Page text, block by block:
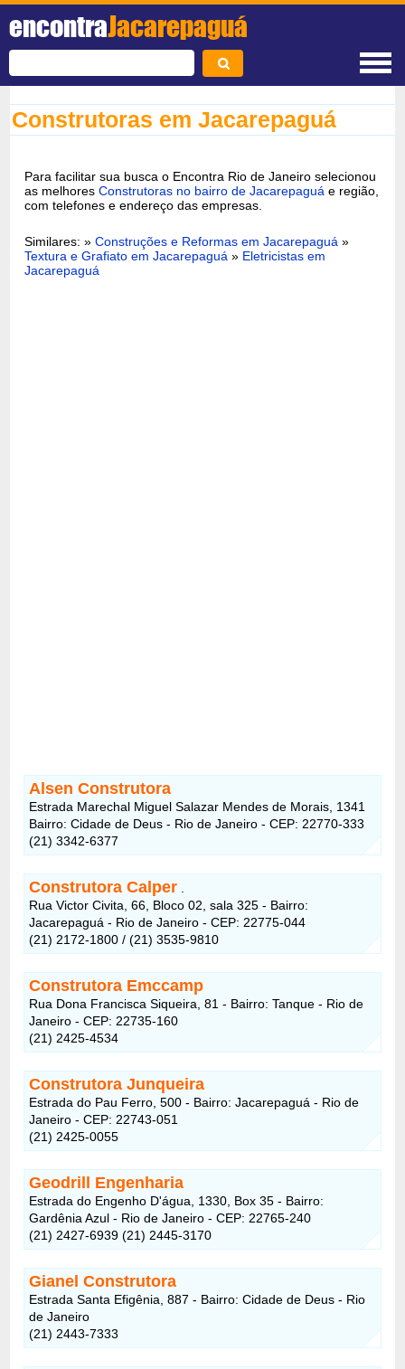
encontraJacarepaguá
Construtoras em Jacarepaguá
Para facilitar sua busca o Encontra Rio de Janeiro selecionou
as melhoresConstrutoras no bairro de Jacarepaguá e região,
com telefones e endereço das empresas.
Similares: »Construções e Reformas em Jacarepaguá »
Textura e Grafiato em Jacarepaguá » Eletricistas em
Jacarepaguá
Alsen Construtora
Estrada Marechal Miguel Salazar Mendes de Morais, 1341
Bairro: Cidade de Deus - Rio de Janeiro - CEP: 22770-333
(21) 3342-6377
Construtora Calper
Rua Victor Civita, 66, Bloco 02, sala 325 - Bairro:
Jacarepaguá - Rio de Janeiro - CEP: 22775-044
(21) 2172-1800 / (21) 3535-9810
Construtora Emccamp
Rua Dona Francisca Siqueira, 81 - Bairro: Tanque - Rio de
Janeiro - CEP: 22735-160
(21) 2425-4534
Construtora Junqueira
Estrada do Pau Ferro, 500 - Bairro: Jacarepaguá - Rio de
Janeiro - CEP: 22743-051
(21) 2425-0055
Geodrill Engenharia
Estrada do Engenho D'água, 1330, Box 35 - Bairro:
Gardênia Azul - Rio de Janeiro - CEP: 22765-240
(21) 2427-6939 (21) 2445-3170
Gianel Construtora
Estrada Santa Efigênia, 887 - Bairro: Cidade de Deus - Rio
de Janeiro
(21) 2443-7333